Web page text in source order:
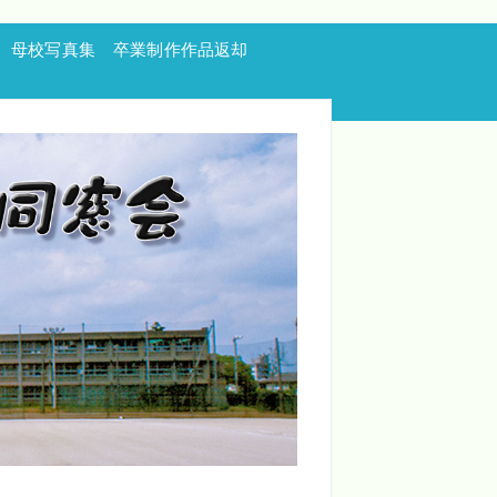
母校写真集 卒業制作作品返却